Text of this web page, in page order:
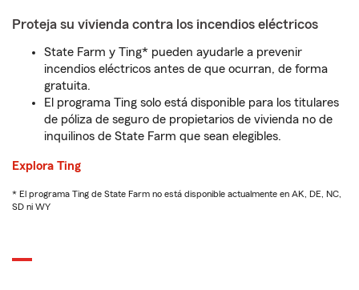
Proteja su vivienda contra los incendios eléctricos
State Farm y Ting* pueden ayudarle a prevenir
incendios eléctricos antes de que ocurran, de forma
gratuita.
El programa Ting solo está disponible para los titulares
de póliza de seguro de propietarios de vivienda no de
inquilinos de State Farm que sean elegibles.
Explora Ting
* El programa Ting de State Farm no está disponible actualmente en AK, DE, NC,
SD ni WY